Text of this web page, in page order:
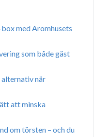
med Aromhusets
som både gäst
när
att minska
om törsten – och du